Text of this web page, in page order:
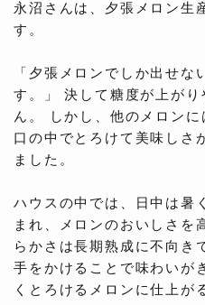
永沼さんは、夕張メロン生
す。
「夕張メロンでしか出せ
す。」 決して糖度が上が
ん。 しかし、他のメロン
口の中でとろけて美味しさ
ました。
ハウスの中では、日中は暑
まれ、メロンのおいしさを
らかさは長期熟成に不向き
手をかけることで味わいが
くとろけるメロンに仕上が